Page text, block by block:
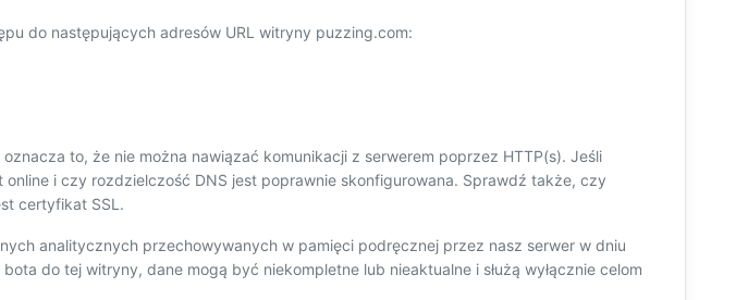
do następujących adresów URL witryny puzzing.com:
to, że nie można nawiązać komunikacji z serwerem poprzez HTTP(s). Jeśli
i czy rozdzielczość DNS jest poprawnie skonfigurowana. Sprawdź także, czy
certyfikat SSL.
analitycznych przechowywanych w pamięci podręcznej przez nasz serwer w dniu
do tej witryny, dane mogą być niekompletne lub nieaktualne i służą wyłącznie celom